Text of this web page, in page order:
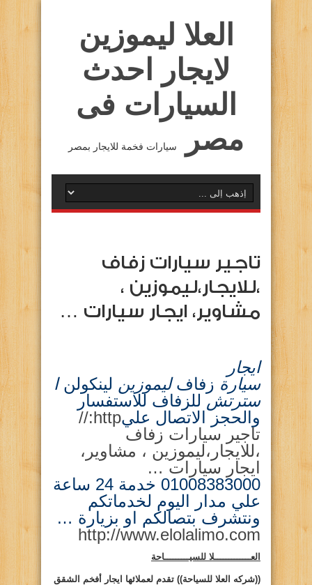
العلا ليموزين
لايجار احدث
السيارات فى
مصر
سيارات فخمة للايجار بمصر
تاجير سيارات زفاف
،للايجار،ليموزين ،
مشاوير، ايجار سيارات …
ايجار
سيارة زفافليموزين لينكولنا
سترتش للزفاف للاستفسار
والحجز الاتصال علي
http://
تاجير سيارات زفاف
،للايجار،ليموزين ، مشاوير،
ايجار سيارات …
01008383000 خدمة 24 ساعة
علي مدار اليوم لخدماتكم
ونتشرف بتصالكم او بزيارة …
http://www.elolalimo.com
العـــــــــــــلا للسيـــــــــاحة
((شركه العلا للسياحة)) تقدم لعملائها ايجار أفخم الشقق